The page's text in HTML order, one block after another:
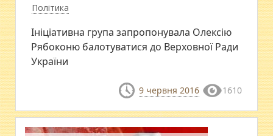
Політика
Ініціативна група запропонувала Олексію
Рябоконю балотуватися до Верховної Ради
України
9 червня 2016 1610